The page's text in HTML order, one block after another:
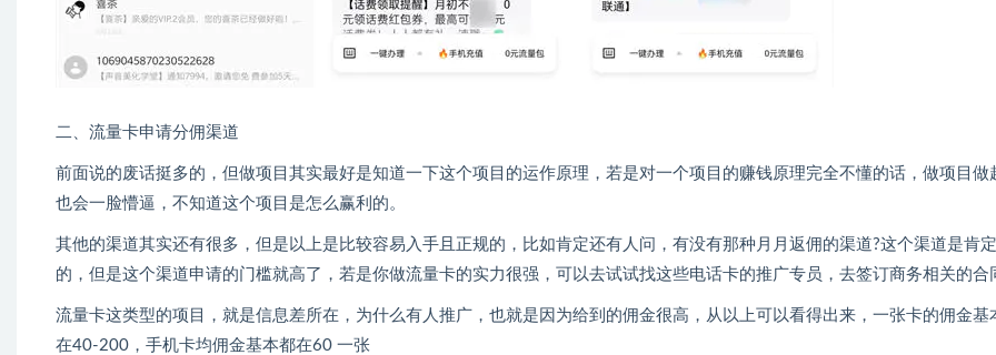
二、流量卡申请分佣渠道
前面说的废话挺多的，但做项目其实最好是知道一下这个项目的运作原理，若是对一个项目的赚钱原理完全不懂的话，做项目做
也会一脸懵逼，不知道这个项目是怎么赢利的。
其他的渠道其实还有很多，但是以上是比较容易入手且正规的，比如肯定还有人问，有没有那种月月返佣的渠道?这个渠道是肯
的，但是这个渠道申请的门槛就高了，若是你做流量卡的实力很强，可以去试试找这些电话卡的推广专员，去签订商务相关的合
流量卡这类型的项目，就是信息差所在，为什么有人推广，也就是因为给到的佣金很高，从以上可以看得出来，一张卡的佣金基
在40-200，手机卡均佣金基本都在60 一张